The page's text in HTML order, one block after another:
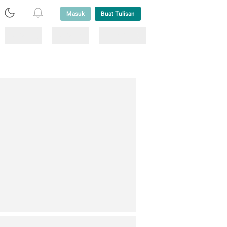
Masuk Buat Tulisan